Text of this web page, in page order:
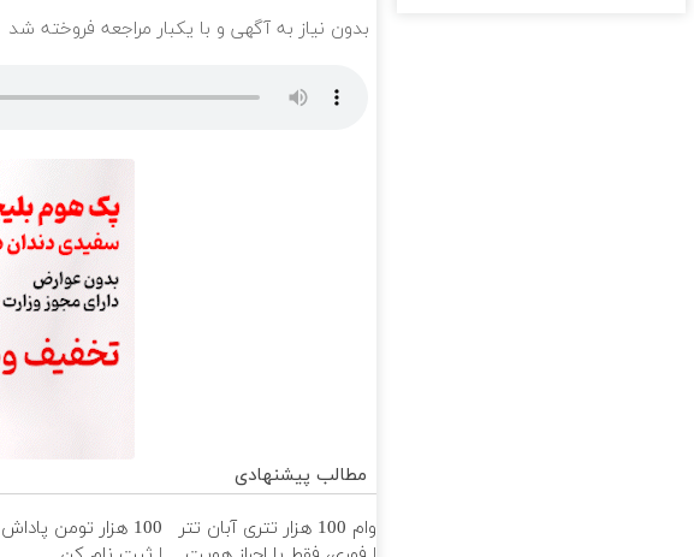
بدون نیاز به آگهی و با یکبار مراجعه فروخته شد
مطالب پیشنهادی
وام 100 هزار تتری آبان تتر
100 هزار تومن